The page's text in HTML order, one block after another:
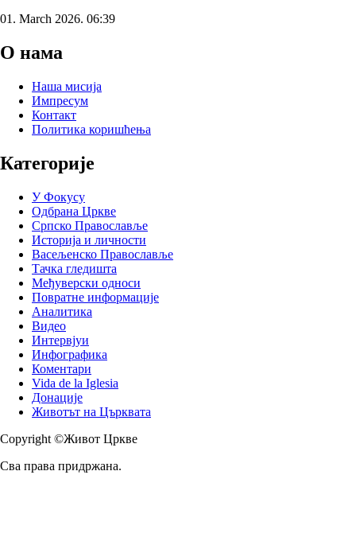
01. March 2026. 06:39
О нама
Наша мисија
Импресум
Контакт
Политика коришћења
Категорије
У Фокусу
Одбрана Цркве
Српско Православље
Историја и личности
Васељенско Православље
Тачка гледишта
Међуверски односи
Повратне информације
Аналитика
Видео
Интервјуи
Инфографика
Коментари
Vida de la Iglesia
Донације
Животът на Църквата
Copyright ©Живот Цркве
Сва права придржана.